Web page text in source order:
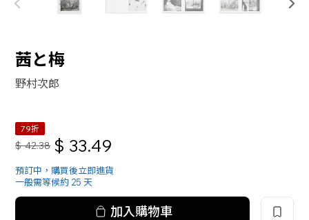
茜と梅
野村次郎
79折
$ 42.38 $ 33.49
預訂中，購買後立即進貨
一般需等候約 25 天
加入購物車